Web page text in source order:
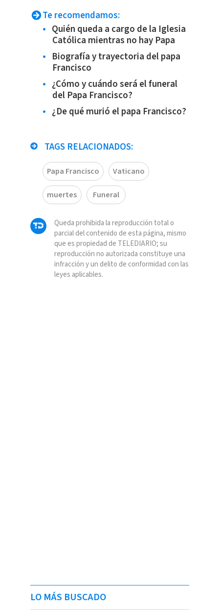
Te recomendamos:
Quién queda a cargo de la Iglesia
Católica mientras no hay Papa
Biografía y trayectoria del papa
Francisco
¿Cómo y cuándo será el funeral
del Papa Francisco?
¿De qué murió el papa Francisco?
TAGS RELACIONADOS:
Papa Francisco Vaticano
muertes Funeral
Queda prohibida la reproducción total o
parcial del contenido de esta página, mismo
que es propiedad de TELEDIARIO; su
reproducción no autorizada constituye una
infracción y un delito de conformidad con las
leyes aplicables.
LO MÁS BUSCADO